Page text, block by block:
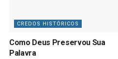
CREDOS HISTÓRICOS
Como Deus Preservou Sua
Palavra